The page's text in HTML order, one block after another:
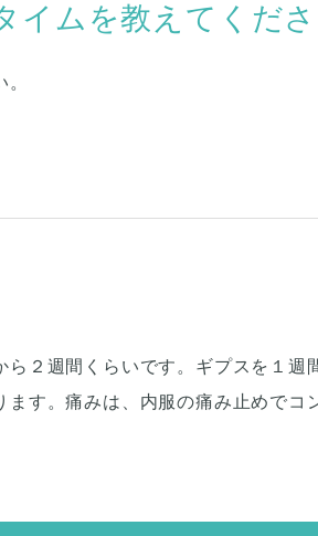
イムを教えてくださ
２週間くらいです。ギプスを１
す。痛みは、内服の痛み止めでコ